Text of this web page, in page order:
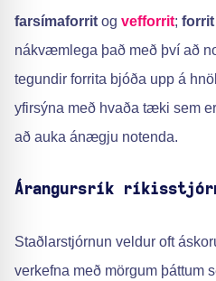
farsímaforrit og vefforrit; forrit
nákvæmlega það með því að
tegundir forrita bjóða upp á
yfirsýna með hvaða tæki sem
að auka ánægju notenda.
Árangursrík
Staðlarstjórnun veldur oft
verkefna með mörgum þáttum